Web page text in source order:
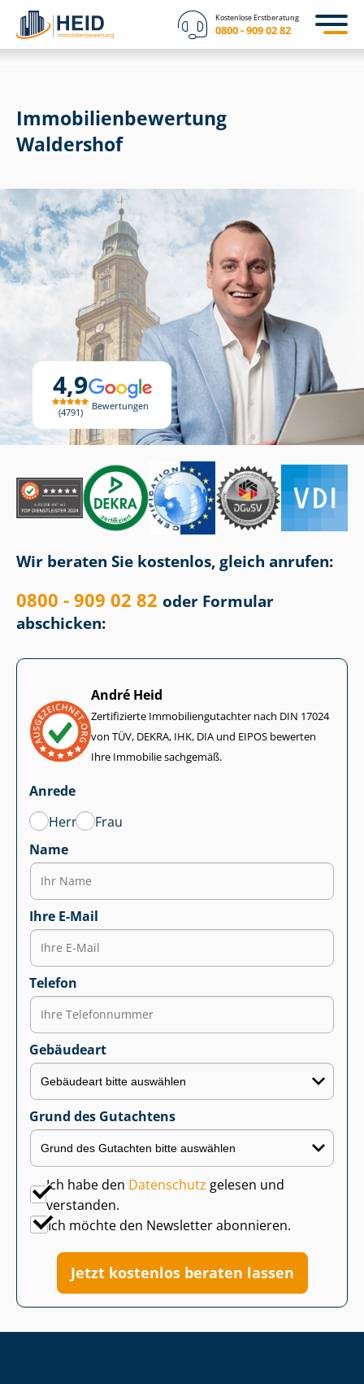
Kostenlose Erstberatung
0800 - 909 02 82
4,9
4791
Bewertungen
Immobilien­bewertung
Waldershof
Wir beraten Sie kostenlos, gleich anrufen:
0800 - 909 02 82 oder Formular
abschicken:
André Heid
Zertifizierte Im­mo­bi­li­en­gut­ach­ter nach DIN 17024
von TÜV, DEKRA, IHK, DIA und EIPOS bewerten
Ihre Immobilie sachgemäß.
Anrede
Herr
Frau
Name
Ihre E-Mail
Telefon
Gebäudeart
Grund des Gutachtens
Ich habe den Datenschutz gelesen und
verstanden.
Ich möchte den Newsletter abonnieren.
Jetzt kostenlos beraten lassen